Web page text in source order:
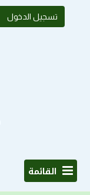
تسجيل الدخول
القائمة